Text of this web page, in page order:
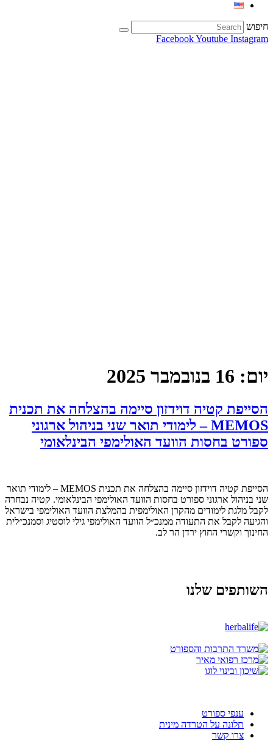
חיפוש
FacebookYoutube Instagram
יום: 16 בנובמבר 2025
הסייפת קטיה דוידזון סיימה בהצלחה את תכנית
MEMOS – לימודי תואר שני בניהול ארגוני
ספורט בחסות הוועד האולימפי הבינלאומי
הסייפת קטיה דוידזון סיימה בהצלחה את תכנית MEMOS – לימודי תואר
שני בניהול ארגוני ספורט בחסות הוועד האולימפי הבינלאומי. קטיה נבחרה
לקבל מלגת לימודים מהקרן האולימפית בהמלצת הוועד האולימפי בישראל
והגיעה לקבל את התעודה ממנכ״ל הוועד האולימפי גילי לוסטיג וסמנכ״לית
החינוך וקשרי החוץ ירדן הר לב.
השותפים שלנו
ענפי ספורט
תלונה על הטרדה מינית
צרו קשר